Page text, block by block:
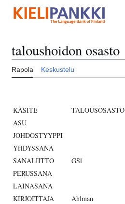
sisältöön
taloushoidon osasto
Rapola Keskustelu
KÄSITE
TALOUSOSASTO
ASU
JOHDOSTYYPPI
YHDYSSANA
SANALIITTO
GSl
PERUSSANA
LAINASANA
KIRJOITTAJA
Ahlman